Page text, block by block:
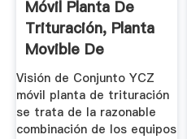
Móvil Planta De
Trituración, Planta
Movible De
Trituración ...
Visión de Conjunto YCZ
móvil planta de trituración
se trata de la razonable
combinación de los equipos